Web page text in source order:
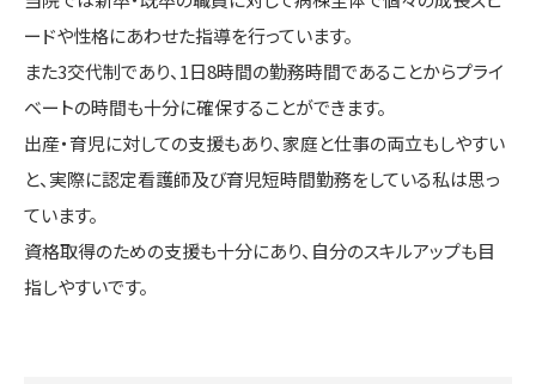
ードや性格にあわせた指導を行っています。
また3交代制であり、1日8時間の勤務時間であることからプライ
ベートの時間も十分に確保することができます。
出産・育児に対しての支援もあり、家庭と仕事の両立もしやすい
と、実際に認定看護師及び育児短時間勤務をしている私は思っ
ています。
資格取得のための支援も十分にあり、自分のスキルアップも目
指しやすいです。